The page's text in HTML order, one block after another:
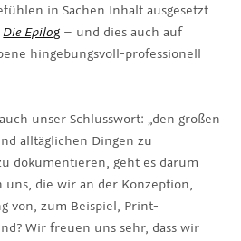
in Sachen Inhalt ausgesetzt
Die Epilog – und dies auch auf
hingebungsvoll-professionell
unser Schlusswort: „den großen
alltäglichen Dingen zu
dokumentieren, geht es darum
die wir an der Konzeption,
von, zum Beispiel, Print-
Wir freuen uns sehr, dass wir